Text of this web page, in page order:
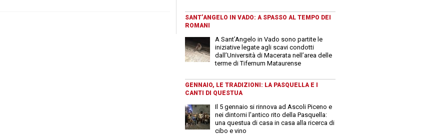
SANT’ANGELO IN VADO: A SPASSO AL TEMPO DEI
ROMANI
A Sant’Angelo in Vado sono partite le
iniziative legate agli scavi condotti
dall’Università di Macerata nell’area delle
terme di Tifernum Mataurense
GENNAIO, LE TRADIZIONI: LA PASQUELLA E I
CANTI DI QUESTUA
Il 5 gennaio si rinnova ad Ascoli Piceno e
nei dintorni l'antico rito della Pasquella:
una questua di casa in casa alla ricerca di
cibo e vino